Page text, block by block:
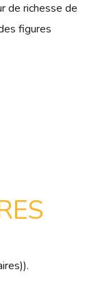
de richesse de
figures